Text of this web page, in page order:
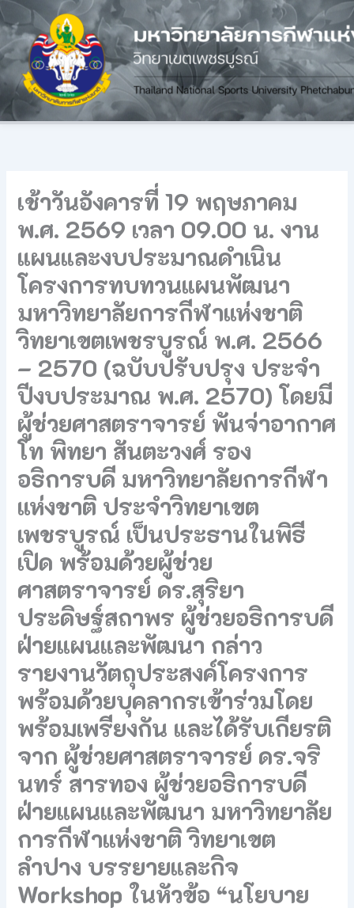
Skip
to
content
เช้าวันอังคารที่ 19 พฤษภาคม
พ.ศ. 2569 เวลา 09.00 น. งาน
แผนและงบประมาณดำเนิน
โครงการทบทวนแผนพัฒนา
มหาวิทยาลัยการกีฬาแห่งชาติ
วิทยาเขตเพชรบูรณ์ พ.ศ. 2566
– 2570 (ฉบับปรับปรุง ประจำ
ปีงบประมาณ พ.ศ. 2570) โดยมี
ผู้ช่วยศาสตราจารย์ พันจ่าอากาศ
โท พิทยา สันตะวงศ์ รอง
อธิการบดี มหาวิทยาลัยการกีฬา
แห่งชาติ ประจำวิทยาเขต
เพชรบูรณ์ เป็นประธานในพิธี
เปิด พร้อมด้วยผู้ช่วย
ศาสตราจารย์ ดร.สุริยา
ประดิษฐ์สถาพร ผู้ช่วยอธิการบดี
ฝ่ายแผนและพัฒนา กล่าว
รายงานวัตถุประสงค์โครงการ
พร้อมด้วยบุคลากรเข้าร่วมโดย
พร้อมเพรียงกัน และได้รับเกียรติ
จาก ผู้ช่วยศาสตราจารย์ ดร.จริ
นทร์ สารทอง ผู้ช่วยอธิการบดี
ฝ่ายแผนและพัฒนา มหาวิทยาลัย
การกีฬาแห่งชาติ วิทยาเขต
ลำปาง บรรยายและกิจ
Workshop ในหัวข้อ “นโยบาย